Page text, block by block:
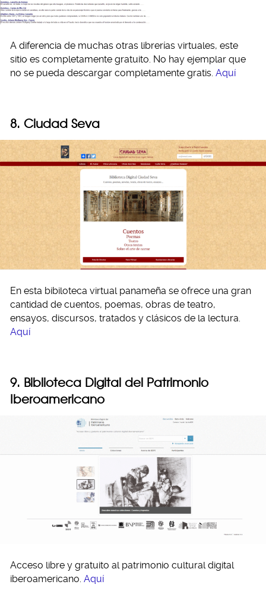
A diferencia de muchas otras librerías virtuales, este
sitio es completamente gratuito. No hay ejemplar que
no se pueda descargar completamente gratis. Aquí
8. Ciudad Seva
En esta bibiloteca virtual panameña se ofrece una gran
cantidad de cuentos, poemas, obras de teatro,
ensayos, discursos, tratados y clásicos de la lectura.
Aquí
9. Biblioteca Digital del Patrimonio
Iberoamericano
Acceso libre y gratuito al patrimonio cultural digital
iberoamericano. Aquí